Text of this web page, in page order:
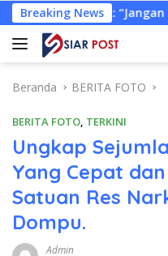
Langsung
ke
konten
Breaking News
Tunggu Laut Rusak!”
Beranda BERITA FOTO
BERITA FOTO, TERKINI
Ungkap
Yang Cepat
Satuan Res
Dompu.
Admin